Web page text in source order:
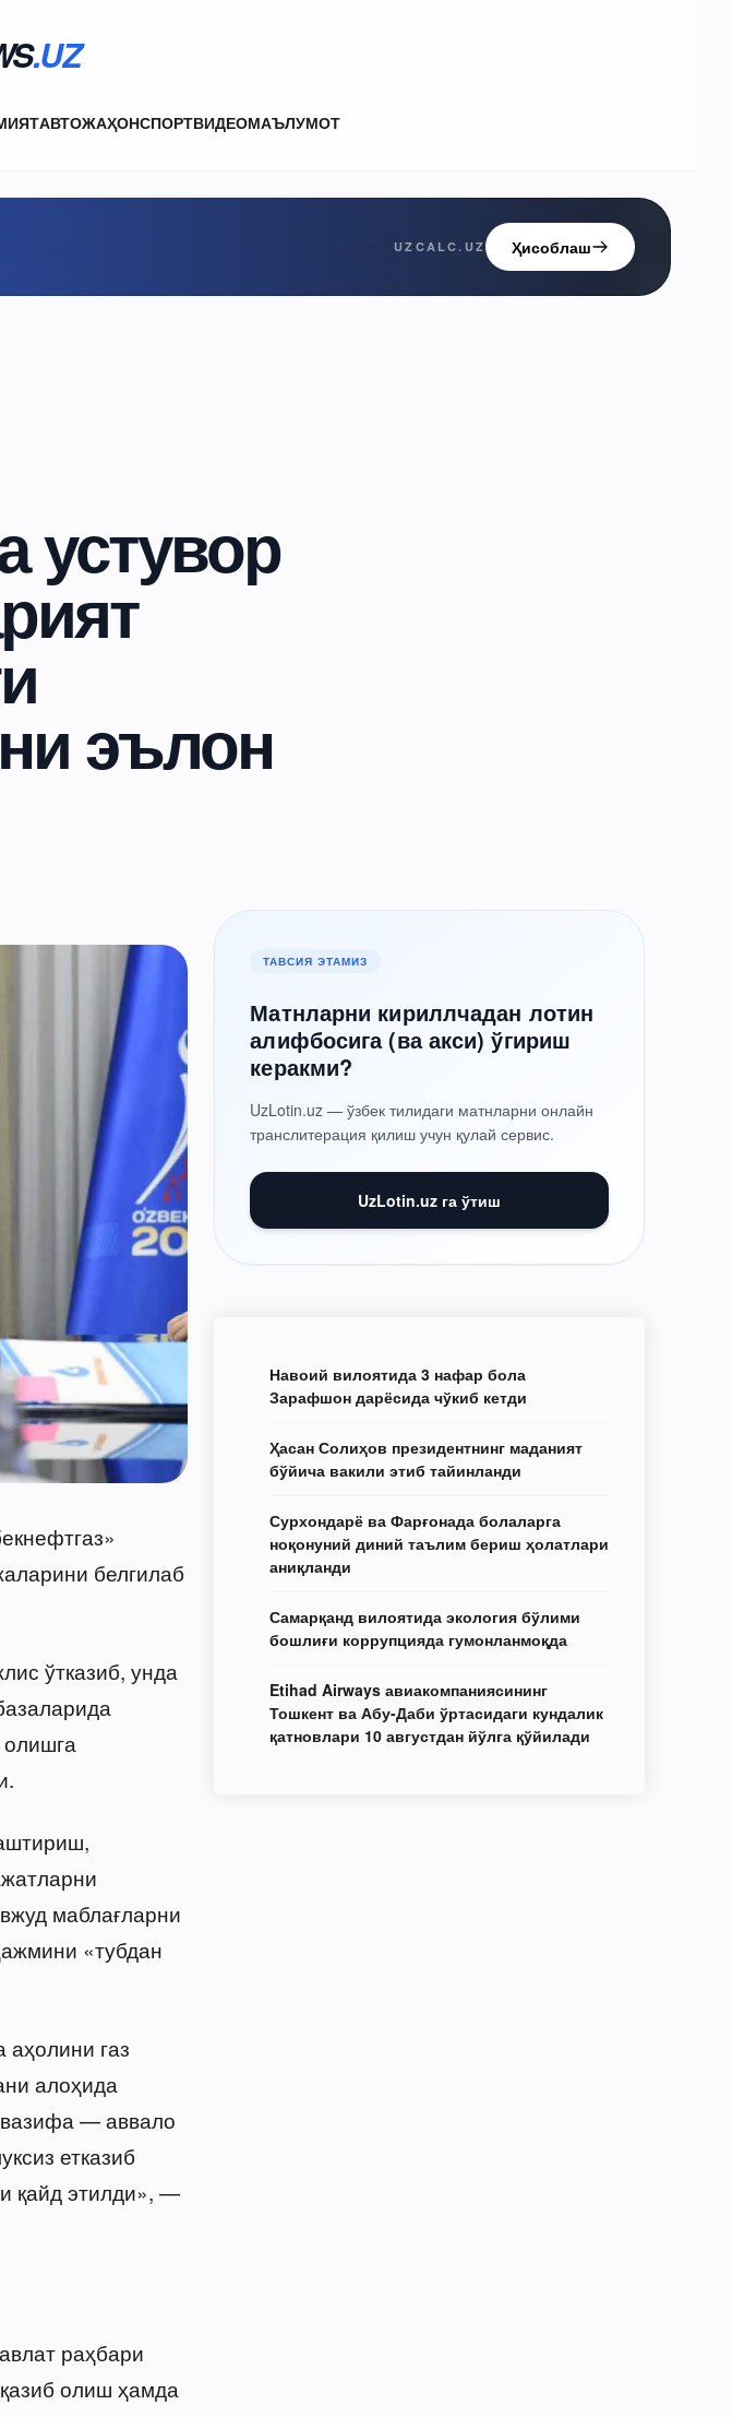
.UZ
АВТОЖАҲОНСПОРТВИДЕОМАЪЛУМОТ
UZCALC.UZ Ҳисоблаш
устувор
эълон
белгилаб
ўтказиб, унда
маблағларни
«тубдан
газ
алоҳида
вазифа — аввало
етказиб
қайд этилди», —
раҳбари
олиш ҳамда
ТАВСИЯ ЭТАМИЗ
Матнларни кириллчадан лотин
алифбосига (ва акси) ўгириш
керакми?
UzLotin.uz — ўзбек тилидаги матнларни онлайн
транслитерация қилиш учун қулай сервис.
UzLotin.uz га ўтиш
Навоий вилоятида 3 нафар бола
Зарафшон дарёсида чўкиб кетди
Ҳасан Солиҳов президентнинг маданият
бўйича вакили этиб тайинланди
Сурхондарё ва Фарғонада болаларга
ноқонуний диний таълим бериш ҳолатлари
аниқланди
Самарқанд вилоятида экология бўлими
бошлиғи коррупцияда гумонланмоқда
Etihad Airways авиакомпаниясининг
Тошкент ва Абу-Даби ўртасидаги кундалик
қатновлари 10 августдан йўлга қўйилади